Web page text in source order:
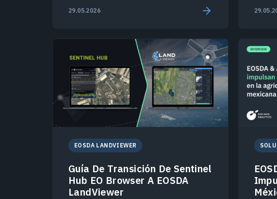
29.05.2026
EOSDA LANDVIEWER
Guía De Transición De Sentinel
Hub EO Browser A EOSDA
LandViewer